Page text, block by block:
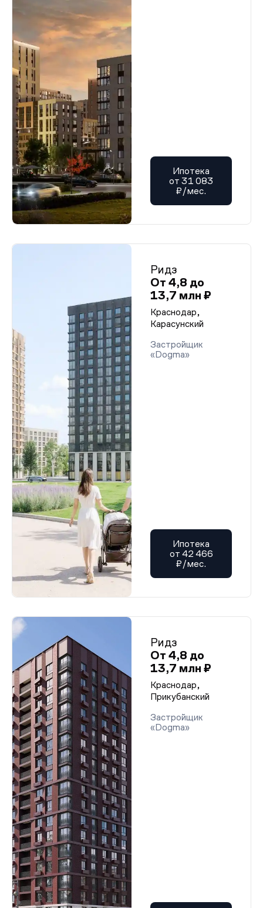
Ипотека
от 31 083
₽/мес.
Ридз
От 4,8 до
13,7 млн ₽
Краснодар,
Карасунский
Застройщик
«Dogma»
Ипотека
от 42 466
₽/мес.
Ридз
От 4,8 до
13,7 млн ₽
Краснодар,
Прикубанский
Застройщик
«Dogma»